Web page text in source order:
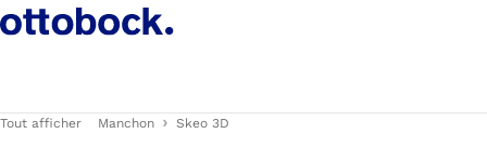
Tout afficher Manchon Skeo 3D